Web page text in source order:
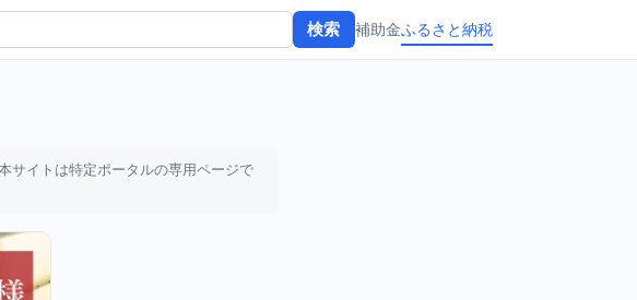
検索 補助金ふるさと納税
サイトは特定ポータルの専用ページで